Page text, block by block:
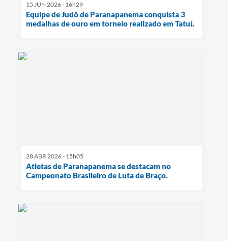
15 JUN 2026 - 16h29
Equipe de Judô de Paranapanema conquista 3
medalhas de ouro em torneio realizado em Tatuí.
28 ABR 2026 - 15h05
Atletas de Paranapanema se destacam no
Campeonato Brasileiro de Luta de Braço.